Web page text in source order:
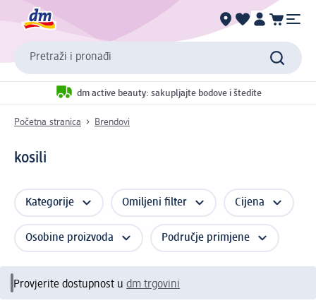
Pretraži i pronađi
dm active beauty: sakupljajte bodove i štedite
Početna stranica Brendovi
kosili
Kategorije Omiljeni filter Cijena
Osobine proizvoda Područje primjene
Provjerite dostupnost u dm trgovini